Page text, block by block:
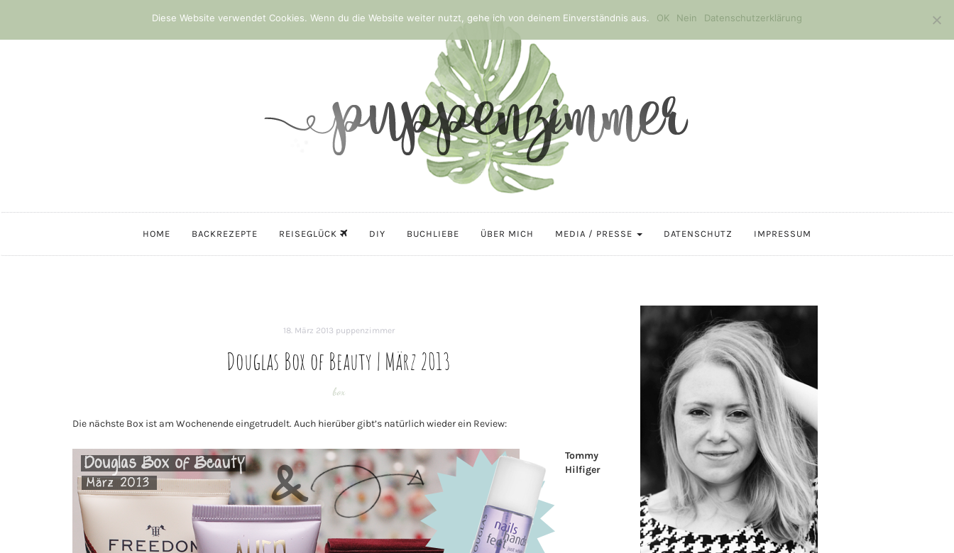
HOME BACKREZEPTE REISEGLÜCK DIY BUCHLIEBE ÜBER MICH MEDIA / PRESSE DATENSCHUTZ IMPRESSUM
18. März 2013 puppenzimmer
Douglas Box of Beauty | März 2013
box
Die nächste Box ist am Wochenende eingetrudelt. Auch hierüber gibt’s natürlich wieder ein Review:
Tommy
Hilfiger
Diese Website verwendet Cookies. Wenn du die Website weiter nutzt, gehe ich von deinem Einverständnis aus. OK Nein Datenschutzerklärung